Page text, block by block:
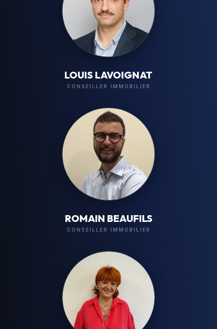
LOUIS LAVOIGNAT
CONSEILLER IMMOBILIER
ROMAIN BEAUFILS
CONSEILLER IMMOBILIER